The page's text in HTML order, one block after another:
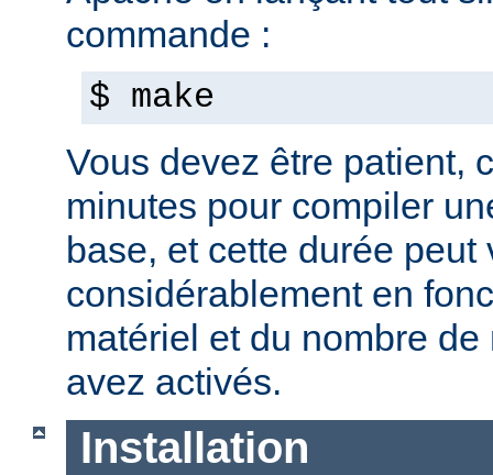
commande :
$ make
Vous devez être patient,
minutes pour compiler
base, et cette durée peut
considérablement en
matériel et du nombre
avez activés.
Installation